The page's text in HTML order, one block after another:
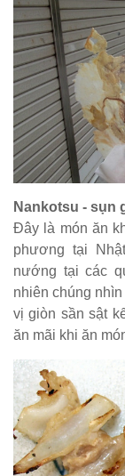
Nankotsu - sụn
Đây là món ăn
phương tại
nướng tại các
nhiên chúng
vị giòn sần sật
ăn mãi khi ăn